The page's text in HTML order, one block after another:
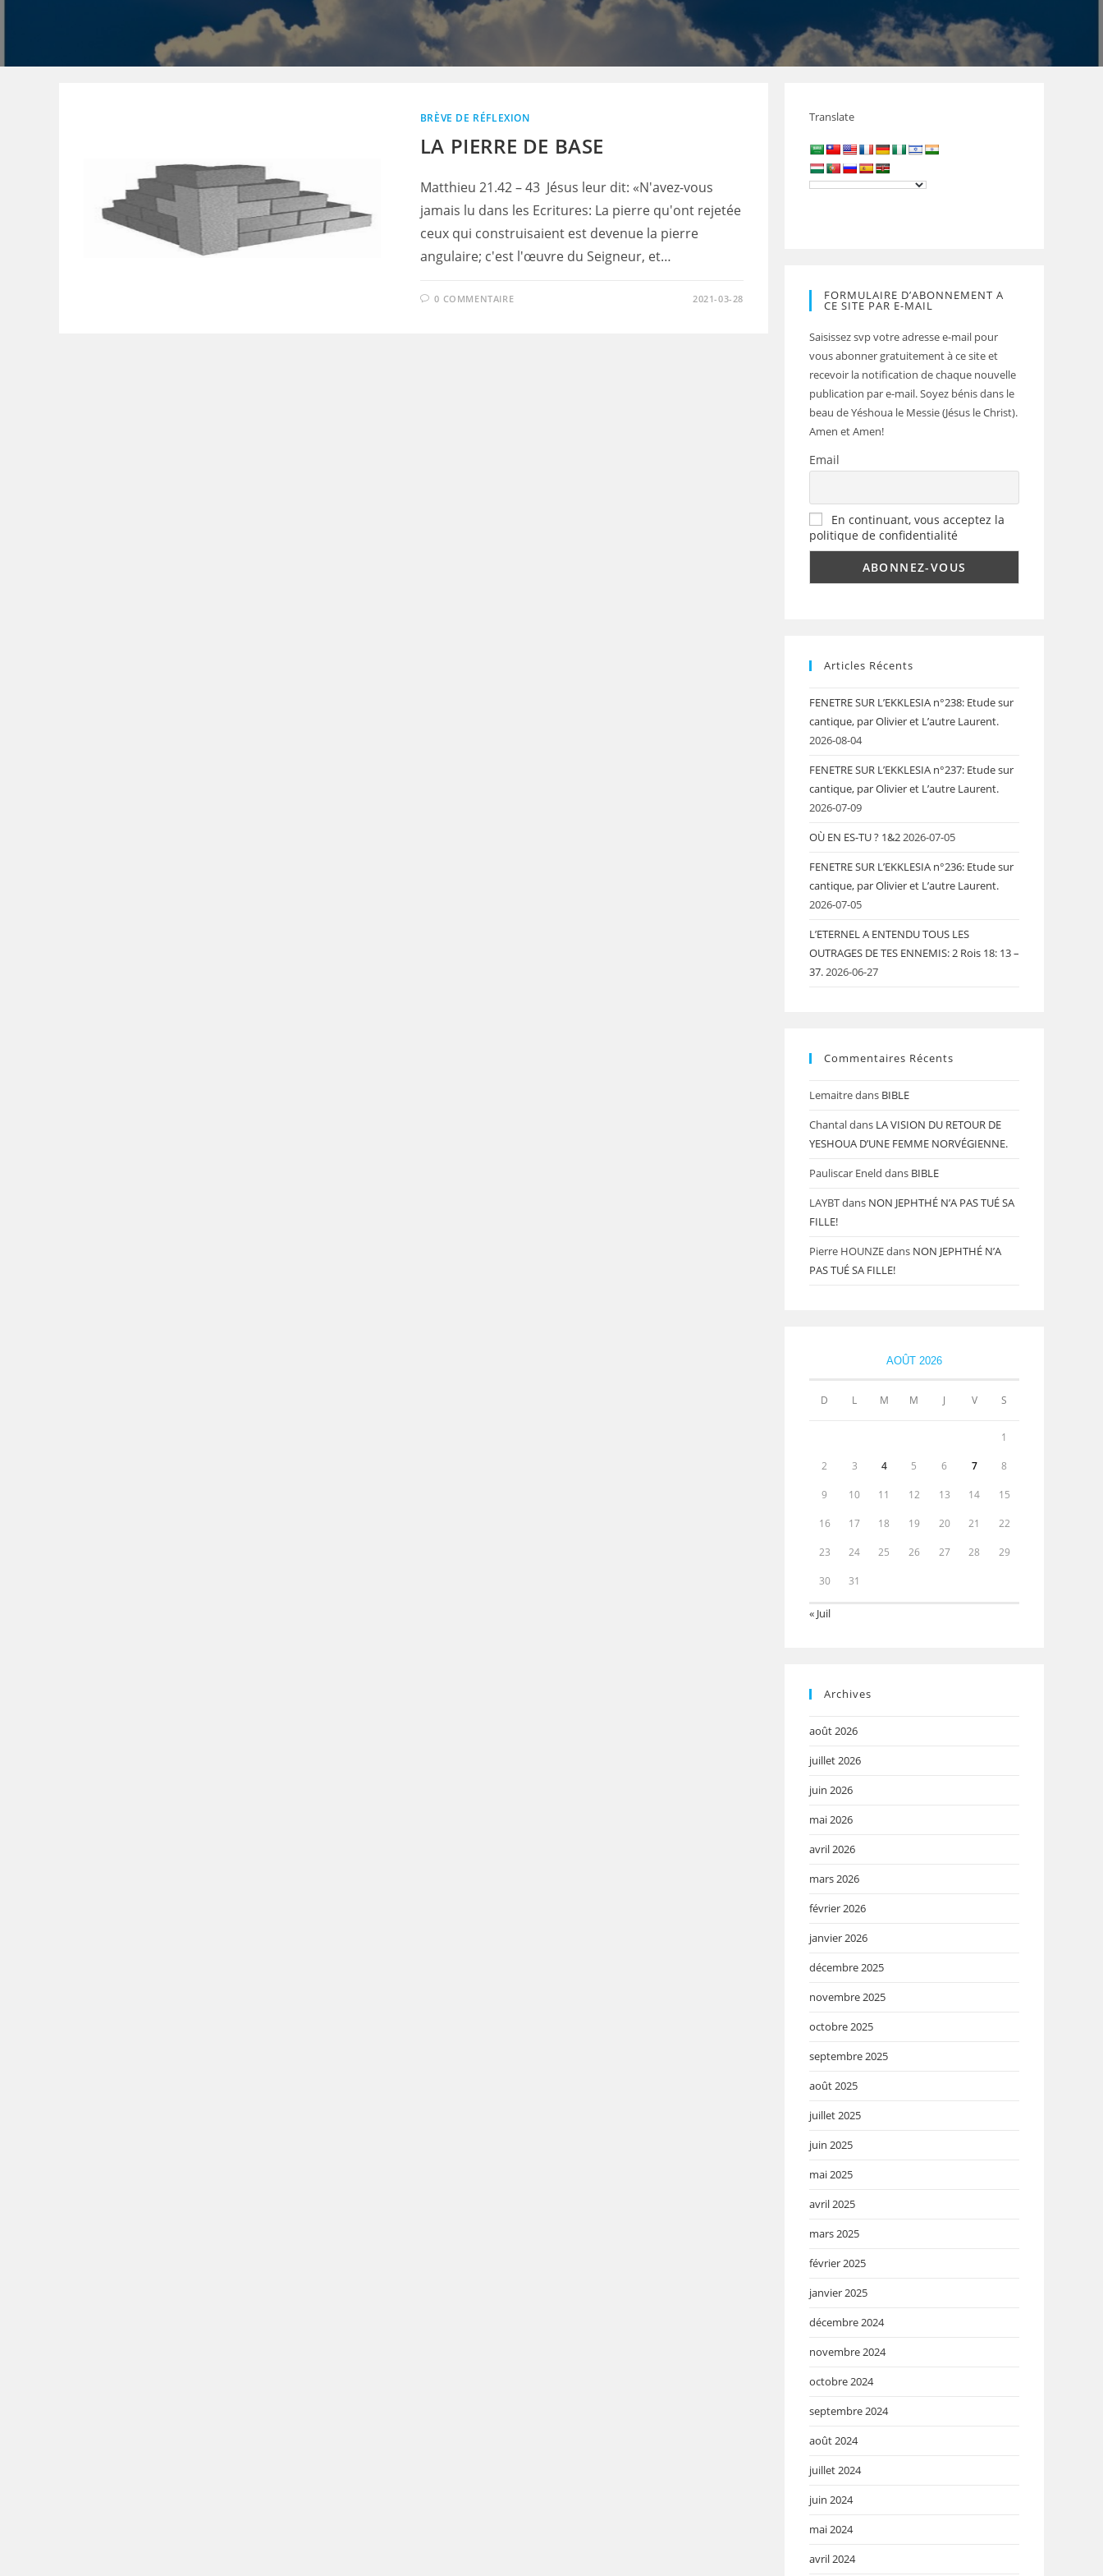
BRÈVE DE RÉFLEXION
LA PIERRE DE BASE
Matthieu 21.42 – 43 Jésus leur dit: «N'avez-vous
jamais lu dans les Ecritures: La pierre qu'ont rejetée
ceux qui construisaient est devenue la pierre
angulaire; c'est l'œuvre du Seigneur, et…
0 COMMENTAIRE 2021-03-28
Translate
FORMULAIRE D’ABONNEMENT A
CE SITE PAR E-MAIL
Saisissez svp votre adresse e-mail pour
vous abonner gratuitement à ce site et
recevoir la notification de chaque nouvelle
publication par e-mail. Soyez bénis dans le
beau de Yéshoua le Messie (Jésus le Christ).
Amen et Amen!
Email
En continuant, vous acceptez la
politique de confidentialité
Articles Récents
FENETRE SUR L’EKKLESIA n°238: Etude sur
cantique, par Olivier et L’autre Laurent.
2026-08-04
FENETRE SUR L’EKKLESIA n°237: Etude sur
cantique, par Olivier et L’autre Laurent.
2026-07-09
OÙ EN ES-TU ? 1&22026-07-05
FENETRE SUR L’EKKLESIA n°236: Etude sur
cantique, par Olivier et L’autre Laurent.
2026-07-05
L’ETERNEL A ENTENDU TOUS LES
OUTRAGES DE TES ENNEMIS: 2 Rois 18: 13 –
37.2026-06-27
Commentaires Récents
Lemaitredans BIBLE
Chantaldans LA VISION DU RETOUR DE
YESHOUA D’UNE FEMME NORVÉGIENNE.
Pauliscar Eneld dans BIBLE
LAYBTdans NON JEPHTHÉ N’A PAS TUÉ SA
FILLE!
Pierre HOUNZEdans NON JEPHTHÉ N’A
PAS TUÉ SA FILLE!
AOÛT 2026
D L M M J V S
1
2 3 4 5 6 7 8
9 10 11 12 13 14 15
16 17 18 19 20 21 22
23 24 25 26 27 28 29
30 31
« Juil
Archives
août 2026
juillet 2026
juin 2026
mai 2026
avril 2026
mars 2026
février 2026
janvier 2026
décembre 2025
novembre 2025
octobre 2025
septembre 2025
août 2025
juillet 2025
juin 2025
mai 2025
avril 2025
mars 2025
février 2025
janvier 2025
décembre 2024
novembre 2024
octobre 2024
septembre 2024
août 2024
juillet 2024
juin 2024
mai 2024
avril 2024